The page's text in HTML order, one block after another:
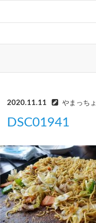
2020.11.11 やまっちょ
DSC01941